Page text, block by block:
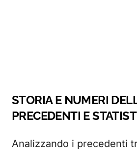
STORIA E NUMERI
PRECEDENTI E
Analizzando i precedenti